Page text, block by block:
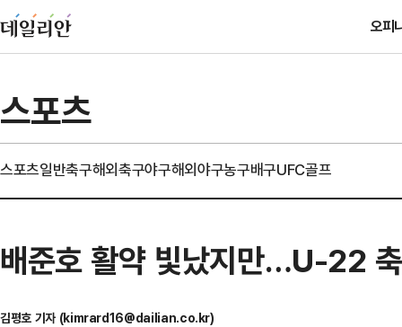
오피
스포츠
스포츠일반축구해외축구야구해외야구농구배구UFC골프
배준호 활약 빛났지만…U-22
김평호 기자 (kimrard16@dailian.co.kr)